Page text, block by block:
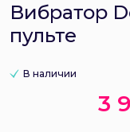
Вибратор
пульте
В наличии
3